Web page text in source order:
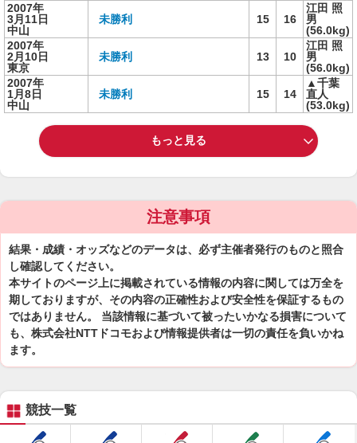
2007年
3月11日
中山
未勝利 15 16
江田 照
男
(56.0kg)
2007年
2月10日
東京
未勝利 13 10
江田 照
男
(56.0kg)
2007年
1月8日
中山
未勝利 15 14
▲千葉
直人
(53.0kg)
もっと見る
注意事項
結果・成績・オッズなどのデータは、必ず主催者発行のものと照合
し確認してください。
本サイトのページ上に掲載されている情報の内容に関しては万全を
期しておりますが、その内容の正確性および安全性を保証するもの
ではありません。 当該情報に基づいて被ったいかなる損害について
も、株式会社NTTドコモおよび情報提供者は一切の責任を負いかね
ます。
競技一覧